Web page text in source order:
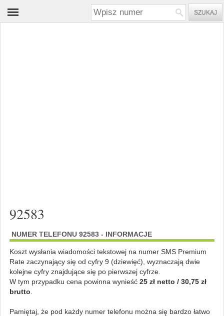
92583
NUMER TELEFONU 92583 - INFORMACJE
Koszt wysłania wiadomości tekstowej na numer SMS Premium
Rate zaczynający się od cyfry 9 (dziewięć), wyznaczają dwie
kolejne cyfry znajdujące się po pierwszej cyfrze.
W tym przypadku cena powinna wynieść 25 zł netto / 30,75 zł
brutto
Pamiętaj, że pod każdy numer telefonu można się bardzo łatwo